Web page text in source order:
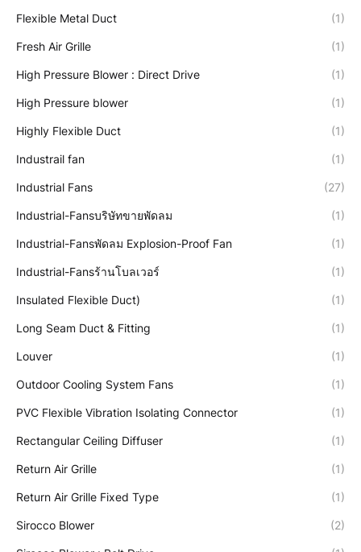
Flexible Metal Duct (1)
Fresh Air Grille (1)
High Pressure Blower : Direct Drive (1)
High Pressure blower (1)
Highly Flexible Duct (1)
Industrail fan (1)
Industrial Fans (27)
Industrial-Fansบริษัทขายพัดลม (1)
Industrial-Fansพัดลม Explosion-Proof Fan (1)
Industrial-Fansร้านโบลเวอร์ (1)
Insulated Flexible Duct) (1)
Long Seam Duct & Fitting (1)
Louver (1)
Outdoor Cooling System Fans (1)
PVC Flexible Vibration Isolating Connector (1)
Rectangular Ceiling Diffuser (1)
Return Air Grille (1)
Return Air Grille Fixed Type (1)
Sirocco Blower (2)